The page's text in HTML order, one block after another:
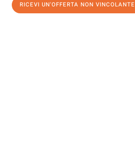
RICEVI UN'OFFERTA NON VINCOLANTE